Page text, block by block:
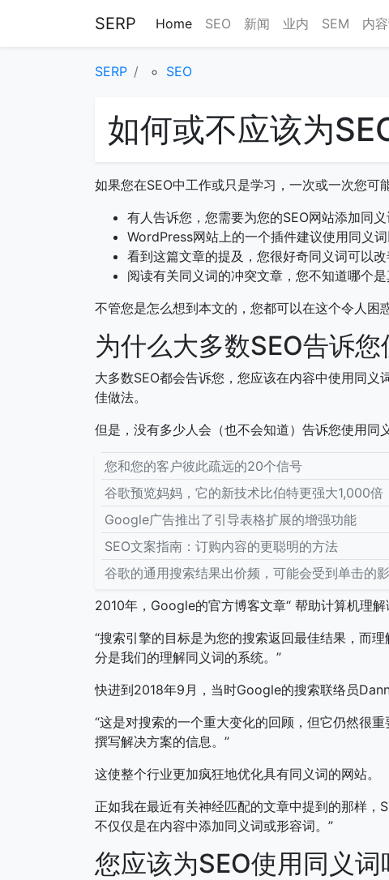
SERP Home SEO 新闻 业内 SEM 内
SERP SEO
如何或不应该为
如果您在SEO中工作或只是学习，一次或一次您可
有人告诉您，您需要为您的SEO网站添加同义
WordPress网站上的一个插件建议使用同义词
看到这篇文章的提及，您很好奇同义词可以改
阅读有关同义词的冲突文章，您不知道哪个是
不管您是怎么想到本文的，您都可以在这个令人困
为什么大多数SEO告诉您
大多数SEO都会告诉您，您应该在内容中使用同
佳做法。
但是，没有多少人会（也不会知道）告诉您使用同
您和您的客户彼此疏远的20个信号
谷歌预览妈妈，它的新技术比伯特更强大1,000倍
Google广告推出了引导表格扩展的增强功能
SEO文案指南：订购内容的更聪明的方法
谷歌的通用搜索结果出价频，可能会受到单击的
2010年，Google的官方博客文章“ 帮助计算机理解
“搜索引擎的目标是为您的搜索返回最佳结果，而
分是我们的理解同义词的系统。”
快进到2018年9月，当时Google的搜索联络员
“这是对搜索的一个重大变化的回顾，但它仍然很
撰写解决方案的信息。”
这使整个行业更加疯狂地优化具有同义词的网站。
正如我在最近有关神经匹配的文章中提到的那样
不仅仅是在内容中添加同义词或形容词。”
您应该为SEO使用同义词